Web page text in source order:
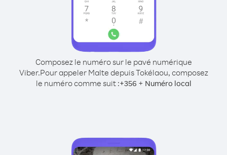
Composez le numéro sur le pavé numérique
Viber.Pour appeler Malte depuis Tokélaou, composez
le numéro comme suit :+356 + Numéro local